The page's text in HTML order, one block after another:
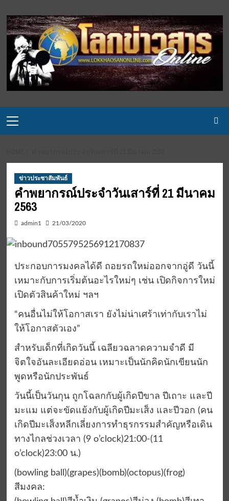
to
content
Menu
ข่าวประชาสัมพันธ์
คำพยากรณ์ประจำวันเสาร์ที่ 21 มีนาคม
2563
admin1 21/03/2020
ประกอบการมงคลได้ดี ถอยรถใหม่ออกจากอู่ดี วันนี้
เหมาะกับการเริ่มต้นอะไรใหม่ๆ เช่น เปิดกิจการใหม่
เปิดตัวสินค้าใหม่ ฯลฯ
“คนอื่นไม่ให้โอกาสเรา ยังไม่น่าเศร้าเท่ากับเราไม่
ให้โอกาสตัวเอง”
สำหรับเด็กที่เกิดวันนี้ เฉลียวฉลาดความจำดี มี
จิตใจอันละเอียดอ่อน เหมาะเป็นนักคิดนักเขียนนัก
พูดหรือนักประพันธ์
วันนี้เป็นวันกุน ถูกโฉลกกับผู้เกิดปีขาล ปีเถาะ และปี
มะแม แต่จะขัดแย้งกับผู้เกิดปีมะเส็ง และปีวอก (คน
เกิดปีมะเส็งหลีกเลี่ยงการทำธุรกรรมสำคัญหรือเดิน
ทางไกลช่วงเวลา (9 o’clock)21:00-(11
o’clock)23:00 น.)
(bowling ball)(grapes)(bomb)(octopus)(frog)
สีมงคล: